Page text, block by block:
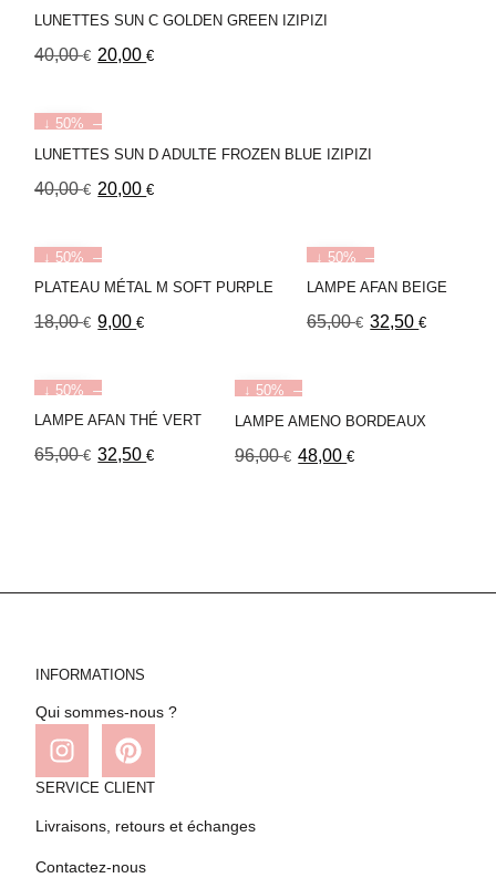
LUNETTES SUN C GOLDEN GREEN IZIPIZI
40,00€ 20,00€
↓ 50%
LUNETTES SUN D ADULTE FROZEN BLUE IZIPIZI
40,00€ 20,00€
↓ 50%
PLATEAU MÉTAL M SOFT PURPLE
18,00€ 9,00€
↓ 50%
LAMPE AFAN BEIGE
65,00€ 32,50€
↓ 50%
LAMPE AFAN THÉ VERT
65,00€ 32,50€
↓ 50%
LAMPE AMENO BORDEAUX
96,00€ 48,00€
INFORMATIONS
Qui sommes-nous ?
SERVICE CLIENT
Livraisons, retours et échanges
Contactez-nous